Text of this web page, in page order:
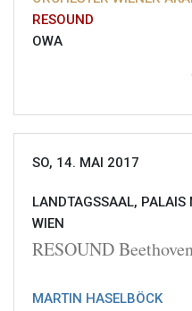
RESOUND
OWA
SO, 14. MAI 2017
LANDTAGSSAAL, PALAIS
WIEN
RESOUND
MARTIN HASELBÖCK